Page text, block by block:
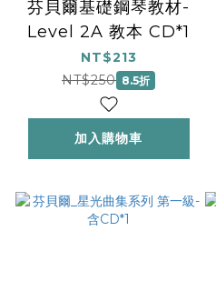
芬貝爾基礎鋼琴教材-
Level 2A 教本 CD*1
NT$213
NT$250 8.5折
加入購物車